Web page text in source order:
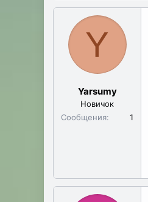
Y
Yarsumy
Новичок
Сообщения
1